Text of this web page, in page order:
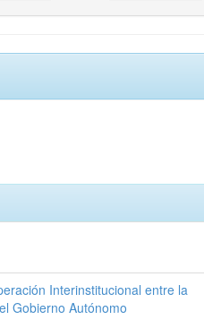
Interinstitucional entre la
Gobierno Autónomo